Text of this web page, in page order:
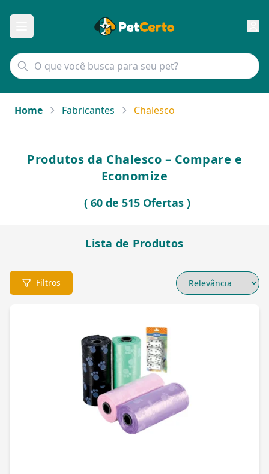
Home Fabricantes Chalesco
Produtos da Chalesco – Compare e
Economize
( 60 de 515 Ofertas )
Lista de Produtos
Filtros